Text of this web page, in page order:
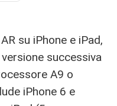
su ‌iPhone‌ e ‌iPad‌,
successiva
A9 o
‌iPhone‌ 6 e